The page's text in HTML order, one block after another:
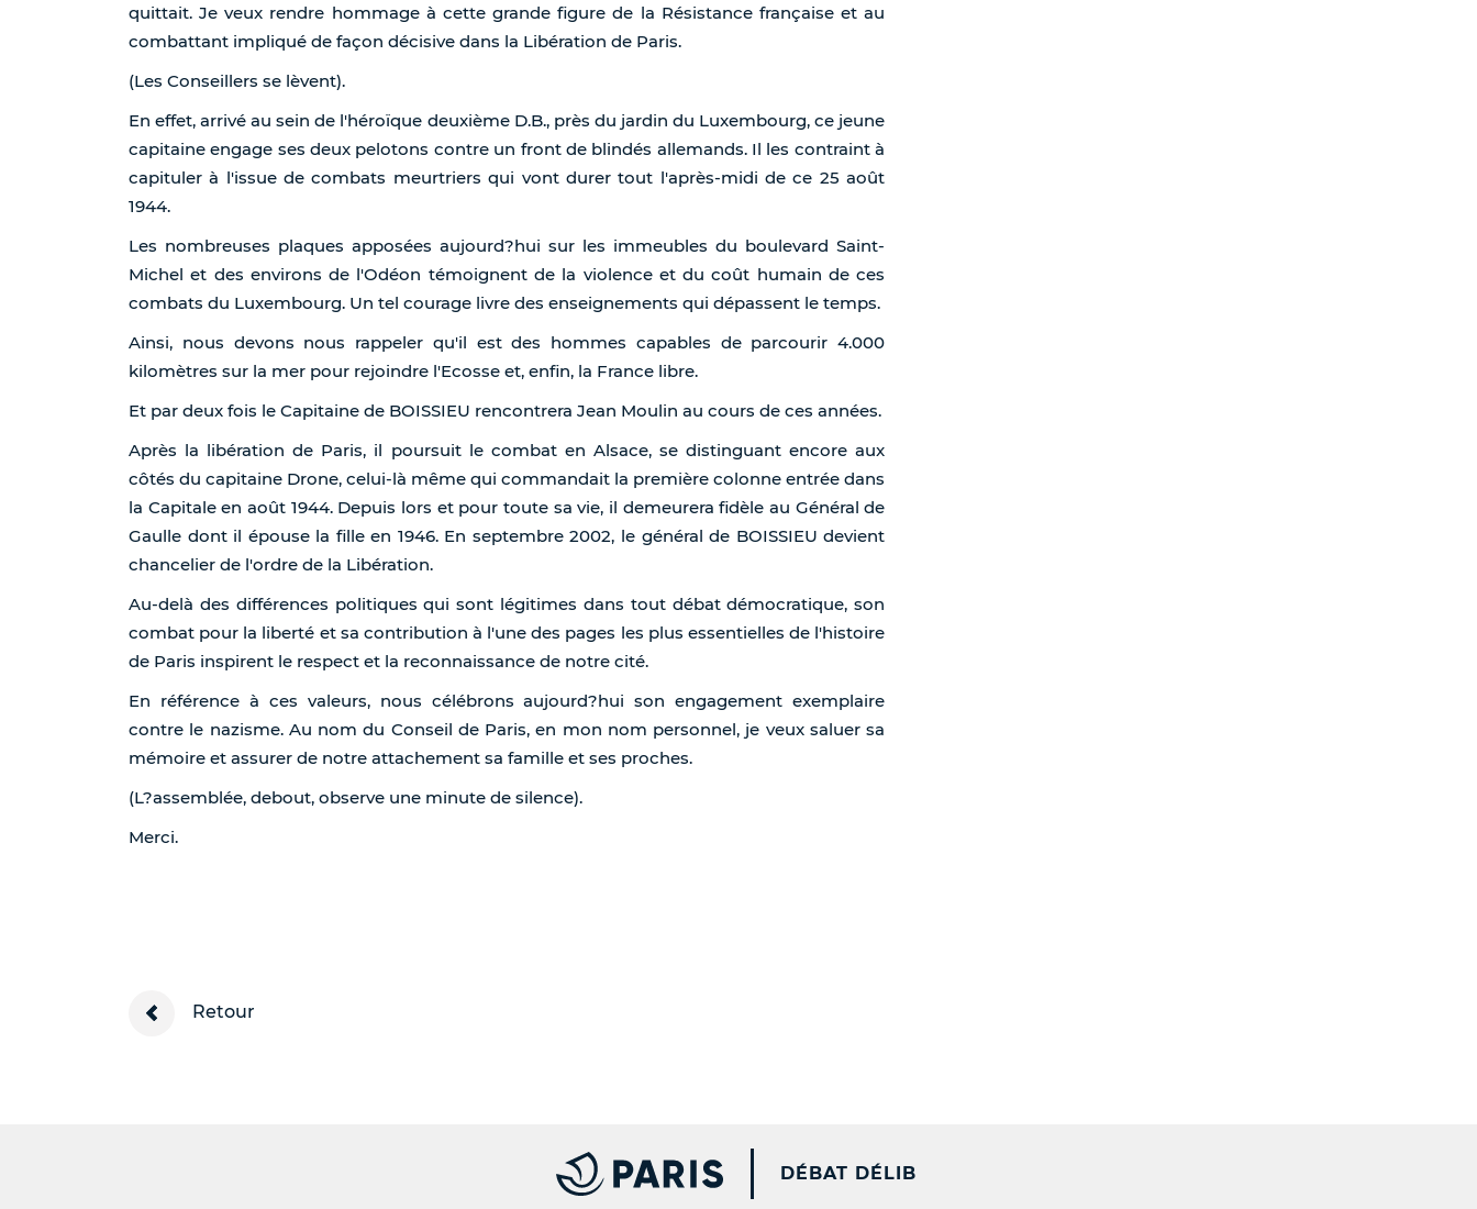
quittait. Je veux rendre hommage à cette grande figure de la Résistance française et au
combattant impliqué de façon décisive dans la Libération de Paris.
(Les Conseillers se lèvent).
En effet, arrivé au sein de l'héroïque deuxième D.B., près du jardin du Luxembourg, ce jeune
capitaine engage ses deux pelotons contre un front de blindés allemands. Il les contraint à
capituler à l'issue de combats meurtriers qui vont durer tout l'après-midi de ce 25 août
1944.
Les nombreuses plaques apposées aujourd?hui sur les immeubles du boulevard Saint-
Michel et des environs de l'Odéon témoignent de la violence et du coût humain de ces
combats du Luxembourg. Un tel courage livre des enseignements qui dépassent le temps.
Ainsi, nous devons nous rappeler qu'il est des hommes capables de parcourir 4.000
kilomètres sur la mer pour rejoindre l'Ecosse et, enfin, la France libre.
Et par deux fois le Capitaine de BOISSIEU rencontrera Jean Moulin au cours de ces années.
Après la libération de Paris, il poursuit le combat en Alsace, se distinguant encore aux
côtés du capitaine Drone, celui-là même qui commandait la première colonne entrée dans
la Capitale en août 1944. Depuis lors et pour toute sa vie, il demeurera fidèle au Général de
Gaulle dont il épouse la fille en 1946. En septembre 2002, le général de BOISSIEU devient
chancelier de l'ordre de la Libération.
Au-delà des différences politiques qui sont légitimes dans tout débat démocratique, son
combat pour la liberté et sa contribution à l'une des pages les plus essentielles de l'histoire
de Paris inspirent le respect et la reconnaissance de notre cité.
En référence à ces valeurs, nous célébrons aujourd?hui son engagement exemplaire
contre le nazisme. Au nom du Conseil de Paris, en mon nom personnel, je veux saluer sa
mémoire et assurer de notre attachement sa famille et ses proches.
(L?assemblée, debout, observe une minute de silence).
Merci.
Retour
PARIS.FR [NEW WINDOW]
DÉBAT DÉLIB